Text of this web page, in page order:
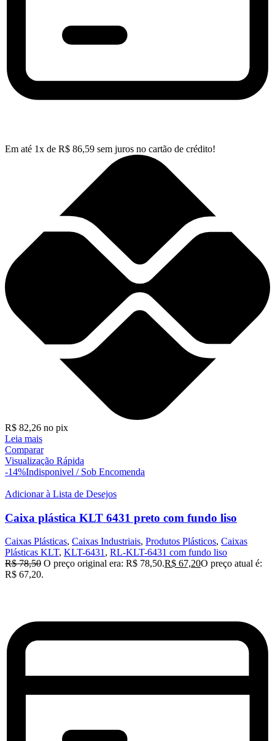
Em até 1x de R$ 86,59 sem juros no cartão de crédito!
R$ 82,26 no pix
Leia mais
Comparar
Visualização Rápida
-14%Indisponivel / Sob Encomenda
Adicionar à Lista de Desejos
Caixa plástica KLT 6431 preto com fundo liso
Caixas Plásticas, Caixas Industriais, Produtos Plásticos, Caixas
Plásticas KLT, KLT-6431 , RL-KLT-6431 com fundo liso
R$78,50 O preço original era: R$ 78,50.R$ 67,20O preço atual é:
R$ 67,20.